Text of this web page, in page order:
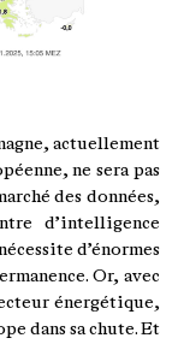
actuellement
ne sera pas
des données,
d’intelligence
d’énormes
Or, avec
énergétique,
dans sa chute. Et